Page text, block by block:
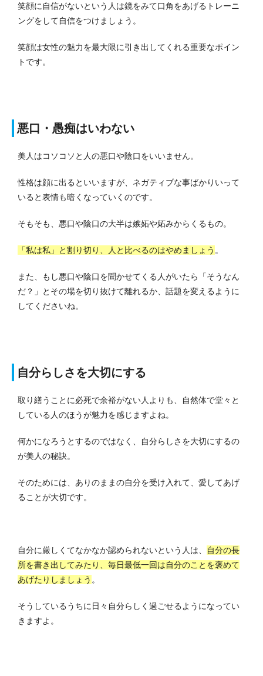
笑顔に自信がないという人は鏡をみて口角をあげるトレーニ
ングをして自信をつけましょう。
笑顔は女性の魅力を最大限に引き出してくれる重要なポイン
トです。
悪口・愚痴はいわない
美人はコソコソと人の悪口や陰口をいいません。
性格は顔に出るといいますが、ネガティブな事ばかりいって
いると表情も暗くなっていくのです。
そもそも、悪口や陰口の大半は嫉妬や妬みからくるもの。
「私は私」と割り切り、人と比べるのはやめましょう 。
また、もし悪口や陰口を聞かせてくる人がいたら「そうなん
だ？」とその場を切り抜けて離れるか、話題を変えるように
してくださいね。
自分らしさを大切にする
取り繕うことに必死で余裕がない人よりも、自然体で堂々と
している人のほうが魅力を感じますよね。
何かになろうとするのではなく、自分らしさを大切にするの
が美人の秘訣。
そのためには、ありのままの自分を受け入れて、愛してあげ
ることが大切です。
自分に厳しくてなかなか認められないという人は、
自分の長
所を書き出してみたり、毎日最低一回は自分のことを褒めて
あげたりしましょう 。
そうしているうちに日々自分らしく過ごせるようになってい
きますよ。